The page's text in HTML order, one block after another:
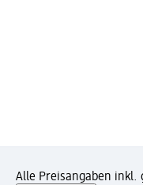
Alle Preisangaben inkl.